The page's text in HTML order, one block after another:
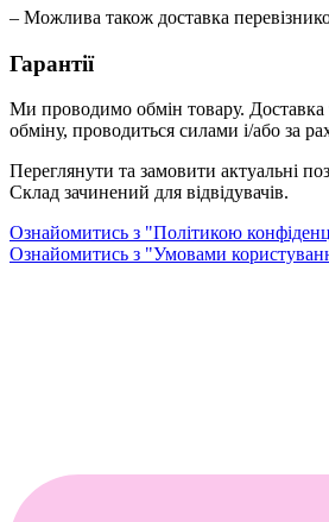
– Можлива також доставка
Гарантії
Ми проводимо обмін товару. Доставка
обміну, проводиться силами і/або за
Переглянути та замовити актуальні
Склад зачинений для відвідувачів.
Ознайомитись з "Політикою
Ознайомитись з "Умовами